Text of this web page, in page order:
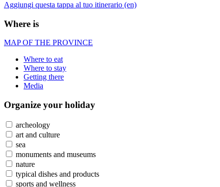
Aggiungi questa tappa al tuo itinerario (en)
Where is
MAP OF THE PROVINCE
Where to eat
Where to stay
Getting there
Media
Organize your holiday
archeology
art and culture
sea
monuments and museums
nature
typical dishes and products
sports and wellness